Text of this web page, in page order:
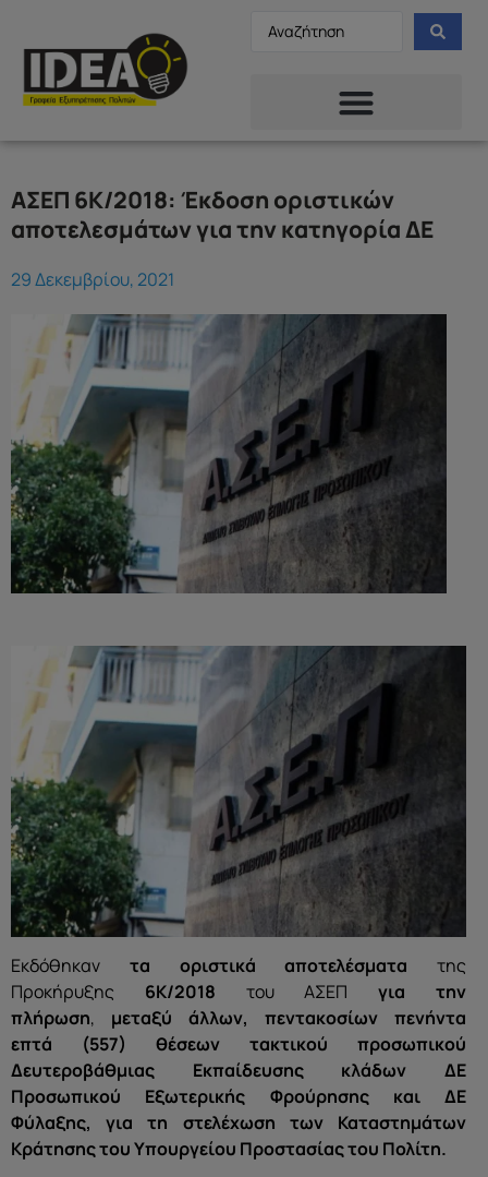
ΑΣΕΠ 6Κ/2018: Έκδοση οριστικών
αποτελεσμάτων για την κατηγορία ΔΕ
29 Δεκεμβρίου, 2021
Εκδόθηκαν τα οριστικά αποτελέσματα της
Προκήρυξης 6Κ/2018 του ΑΣΕΠγια την
πλήρωση, μεταξύ άλλων,
πεντακοσίων πενήντα
επτά
(557) θέσεων
τακτικού προσωπικού
Δευτεροβάθμιας Εκπαίδευσης κλάδων ΔΕ
Προσωπικού Εξωτερικής Φρούρησης και ΔΕ
Φύλαξης,
για τη στελέχωση των Καταστημάτων
Κράτησης του Υπουργείου Προστασίας του Πολίτη.